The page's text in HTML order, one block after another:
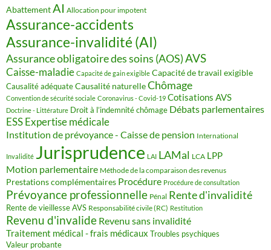
AbattementAI Allocation pour impotent
Assurance-accidents
Assurance-invalidité (AI)
Assurance obligatoire des soins (AOS)AVS
Caisse-maladie Capacité de gain exigible Capacité de travail exigible
Causalité adéquate Causalité naturelleChômage
Convention de sécurité sociale Coronavirus - Covid-19 Cotisations AVS
Doctrine - Littérature Droit à l’indemnité chômage Débats parlementaires
ESSExpertise médicale
Institution de prévoyance - Caisse de pension International
Invalidité Jurisprudence LAI LAMal LCA LPP
Motion parlementaire Méthode de la comparaison des revenus
Prestations complémentaires Procédure Procédure de consultation
Prévoyance professionnelle Pénal Rente d'invalidité
Rente de vieillesse AVS Responsabilité civile (RC) Restitution
Revenu d'invalide Revenu sans invalidité
Traitement médical - frais médicaux Troubles psychiques
Valeur probante